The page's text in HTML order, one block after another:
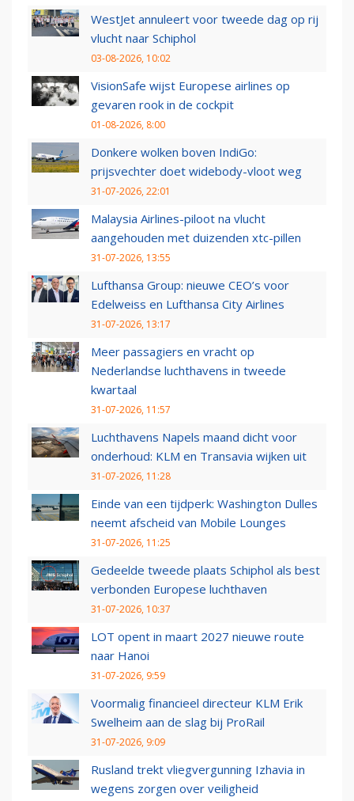
WestJet annuleert voor tweede dag op rij
vlucht naar Schiphol
03-08-2026, 10:02
VisionSafe wijst Europese airlines op
gevaren rook in de cockpit
01-08-2026, 8:00
Donkere wolken boven IndiGo:
prijsvechter doet widebody-vloot weg
31-07-2026, 22:01
Malaysia Airlines-piloot na vlucht
aangehouden met duizenden xtc-pillen
31-07-2026, 13:55
Lufthansa Group: nieuwe CEO’s voor
Edelweiss en Lufthansa City Airlines
31-07-2026, 13:17
Meer passagiers en vracht op
Nederlandse luchthavens in tweede
kwartaal
31-07-2026, 11:57
Luchthavens Napels maand dicht voor
onderhoud: KLM en Transavia wijken uit
31-07-2026, 11:28
Einde van een tijdperk: Washington Dulles
neemt afscheid van Mobile Lounges
31-07-2026, 11:25
Gedeelde tweede plaats Schiphol als best
verbonden Europese luchthaven
31-07-2026, 10:37
LOT opent in maart 2027 nieuwe route
naar Hanoi
31-07-2026, 9:59
Voormalig financieel directeur KLM Erik
Swelheim aan de slag bij ProRail
31-07-2026, 9:09
Rusland trekt vliegvergunning Izhavia in
wegens zorgen over veiligheid